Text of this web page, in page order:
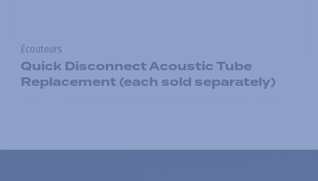
Écouteurs
Quick Disconnect Acoustic Tube
Replacement (each sold separately)